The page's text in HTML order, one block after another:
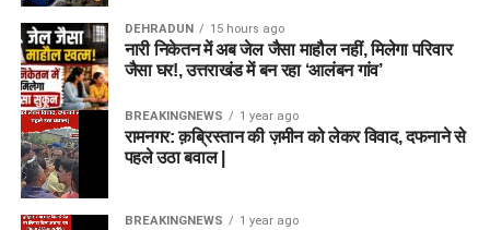
DEHRADUN 15 hours ago
नारी निकेतन में अब जेल जैसा माहौल नहीं, मिलेगा परिवार
जैसा घर!, उत्तराखंड में बन रहा ‘आलंबन गांव’
BREAKINGNEWS 1 year ago
रामनगर: क़ब्रिस्तान की ज़मीन को लेकर विवाद, दफनाने से
पहले उठा बवाल |
BREAKINGNEWS 1 year ago